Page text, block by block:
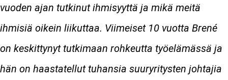
vuoden ajan tutkinut ihmisyyttä ja mikä meitä
ihmisiä oikein liikuttaa. Viimeiset 10 vuotta Brené
on keskittynyt tutkimaan rohkeutta työelämässä ja
hän on haastatellut tuhansia suuryritysten johtajia